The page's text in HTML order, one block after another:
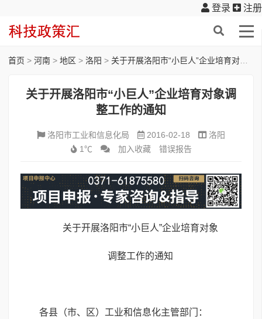
登录 注册
首页 > 河南 > 地区 > 洛阳 > 关于开展洛阳市“小巨人”企业培育对象调整工作的通知
关于开展洛阳市“小巨人”企业培育对象调
整工作的通知
洛阳市工业和信息化局 2016-02-18
洛阳
1℃
加入收藏 错误报告
关于开展洛阳市“小巨人”企业培育对象
调整工作的通知
各县（市、区）工业和信息化主管部门：